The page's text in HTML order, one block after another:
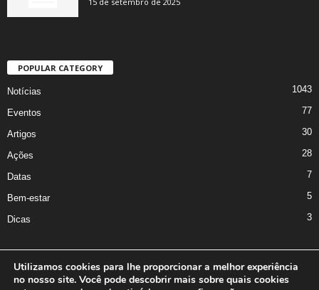
POPULAR CATEGORY
Notícias 1043
Eventos 77
Artigos 30
Ações 28
Datas 7
Bem-estar 5
Dicas 3
Utilizamos cookies para lhe proporcionar a melhor experiência
no nosso site. Você pode descobrir mais sobre quais cookies